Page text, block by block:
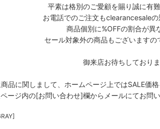
平素は格別のご愛顧を賜り誠に有難
お電話でのご注文もclearancesaleの
商品個別に%OFFの割合が異
セール対象外の商品もございますの
御来店お待ちしておりま
品に関しまして、ホームページ上ではSALE価
ージ内の[お問い合わせ]欄からメールにてお